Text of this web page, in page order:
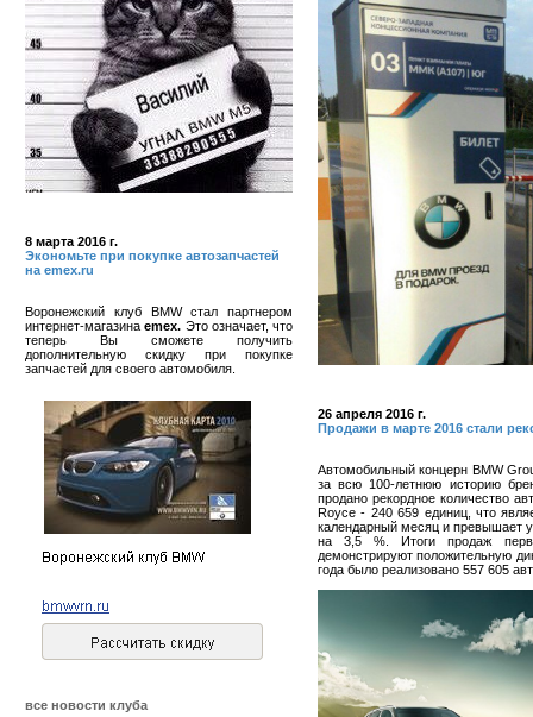
8 марта 2016 г.
Экономьте при покупке автозапчастей
на emex.ru
Воронежский клуб BMW стал партнером
интернет-магазинаemex. Это означает, что
теперь Вы сможете получить
дополнительную скидку при покупке
запчастей для своего автомобиля.
все новости клуба
26 апреля 2016 г.
Продажи в марте 2016 стали
Автомобильный концерн BMW
за всю 100-летнюю историю
продано рекордное количество
Royce - 240 659 единиц, что
календарный месяц и превышает
на 3,5 %. Итоги продаж
демонстрируют положительную
года было реализовано 557 605